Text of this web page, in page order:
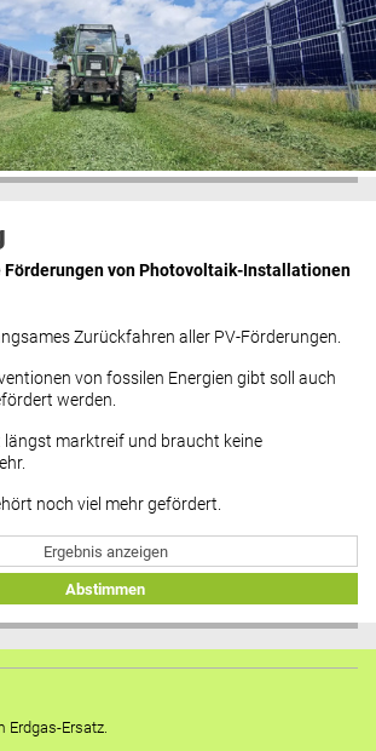
von Photovoltaik-Installationen
Zurückfahren aller PV-Förderungen.
von fossilen Energien gibt soll auch
werden.
marktreif und braucht keine
noch viel mehr gefördert.
Ergebnis anzeigen
Abstimmen
Erdgas-Ersatz.